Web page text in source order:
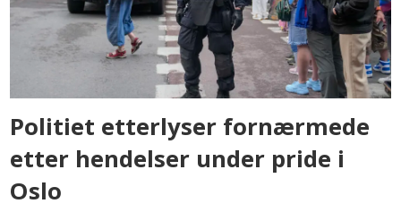
Politiet etterlyser fornærmede
etter hendelser under pride i
Oslo